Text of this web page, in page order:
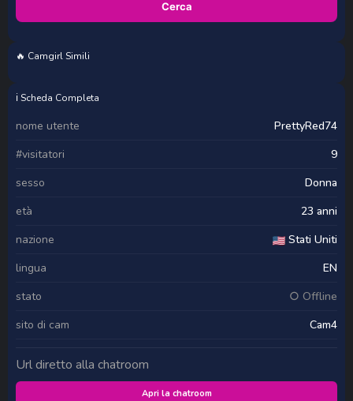
Cerca
🔥 Camgirl Simili
ℹ️ Scheda Completa
nome utente
PrettyRed74
#visitatori
9
sesso
Donna
età
23 anni
nazione
Stati Uniti
lingua
EN
stato
○ Offline
sito di cam
Cam4
Url diretto alla chatroom
Apri la chatroom